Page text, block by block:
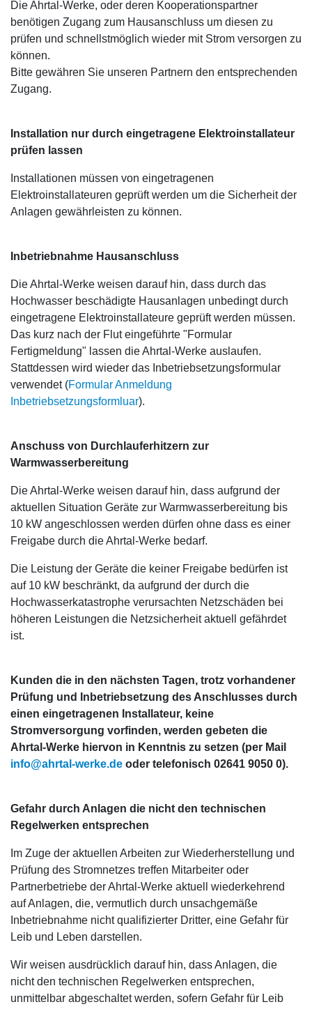
Die Ahrtal-Werke, oder deren Kooperationspartner
benötigen Zugang zum Hausanschluss um diesen zu
prüfen und schnellstmöglich wieder mit Strom versorgen zu
können.
Bitte gewähren Sie unseren Partnern den entsprechenden
Zugang.
Installation nur durch eingetragene Elektroinstallateur
prüfen lassen
Installationen müssen von eingetragenen
Elektroinstallateuren geprüft werden um die Sicherheit der
Anlagen gewährleisten zu können.
Inbetriebnahme Hausanschluss
Die Ahrtal-Werke weisen darauf hin, dass durch das
Hochwasser beschädigte Hausanlagen unbedingt durch
eingetragene Elektroinstallateure geprüft werden müssen.
Das kurz nach der Flut eingeführte "Formular
Fertigmeldung" lassen die Ahrtal-Werke auslaufen.
Stattdessen wird wieder das Inbetriebsetzungsformular
verwendet (Formular Anmeldung
Inbetriebsetzungsformluar).
Anschuss von Durchlauferhitzern zur
Warmwasserbereitung
Die Ahrtal-Werke weisen darauf hin, dass aufgrund der
aktuellen Situation Geräte zur Warmwasserbereitung bis
10 kW angeschlossen werden dürfen ohne dass es einer
Freigabe durch die Ahrtal-Werke bedarf.
Die Leistung der Geräte die keiner Freigabe bedürfen ist
auf 10 kW beschränkt, da aufgrund der durch die
Hochwasserkatastrophe verursachten Netzschäden bei
höheren Leistungen die Netzsicherheit aktuell gefährdet
ist.
Kunden die in den nächsten Tagen, trotz vorhandener
Prüfung und Inbetriebsetzung des Anschlusses durch
einen eingetragenen Installateur, keine
Stromversorgung vorfinden, werden gebeten die
Ahrtal-Werke hiervon in Kenntnis zu setzen (per Mail
info@ahrtal-werke.deoder telefonisch 02641 9050 0).
Gefahr durch Anlagen die nicht den technischen
Regelwerken entsprechen
Im Zuge der aktuellen Arbeiten zur Wiederherstellung und
Prüfung des Stromnetzes treffen Mitarbeiter oder
Partnerbetriebe der Ahrtal-Werke aktuell wiederkehrend
auf Anlagen, die, vermutlich durch unsachgemäße
Inbetriebnahme nicht qualifizierter Dritter, eine Gefahr für
Leib und Leben darstellen.
Wir weisen ausdrücklich darauf hin, dass Anlagen, die
nicht den technischen Regelwerken entsprechen,
unmittelbar abgeschaltet werden, sofern Gefahr für Leib